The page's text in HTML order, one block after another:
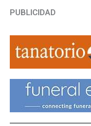
PUBLICIDAD